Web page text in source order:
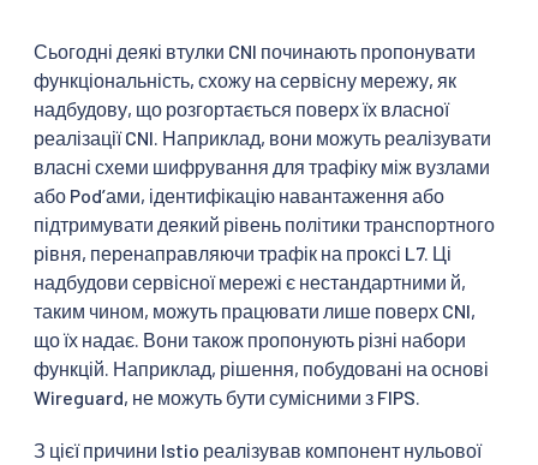
Сьогодні деякі втулки CNI починають пропонувати
функціональність, схожу на сервісну мережу, як
надбудову, що розгортається поверх їх власної
реалізації CNI. Наприклад, вони можуть реалізувати
власні схеми шифрування для трафіку між вузлами
або Podʼами, ідентифікацію навантаження або
підтримувати деякий рівень політики транспортного
рівня, перенаправляючи трафік на проксі L7. Ці
надбудови сервісної мережі є нестандартними й,
таким чином, можуть працювати лише поверх CNI,
що їх надає. Вони також пропонують різні набори
функцій. Наприклад, рішення, побудовані на основі
Wireguard, не можуть бути сумісними з FIPS.
З цієї причини Istio реалізував компонент нульової